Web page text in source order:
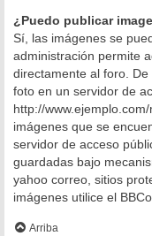
¿Puedo publicar
Sí, las imágenes se
administración permite
directamente al foro.
foto en un servidor de
http://
imágenes que se
servidor de acceso
guardadas bajo
yahoo correo, sitios
imágenes utilice el
Arriba